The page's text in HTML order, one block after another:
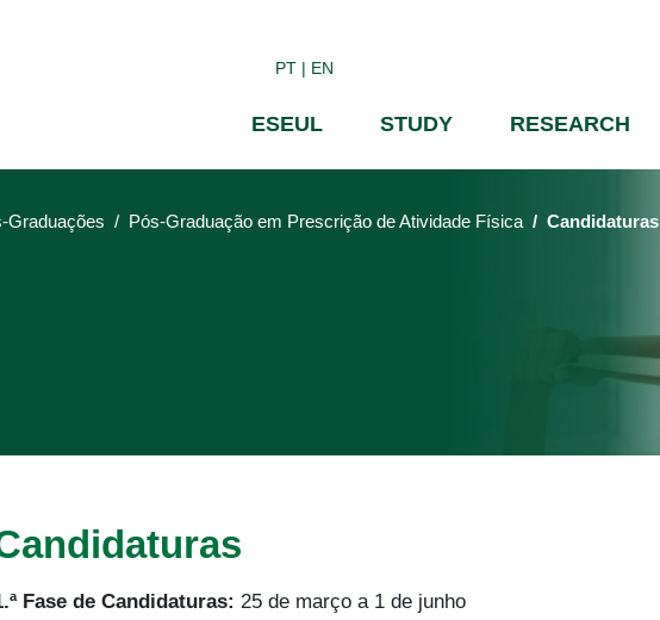
main
PT EN
ESEUL STUDY RESEARCH
Graduações Pós-Graduação em Prescrição de Atividade Física Candidaturas
Fase de Candidaturas: 25 de março a 1 de junho